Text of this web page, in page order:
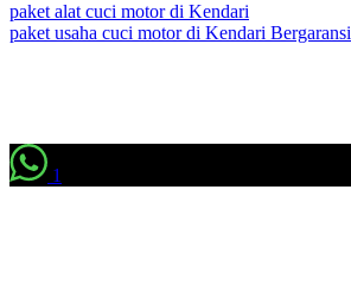
paket alat cuci motor di Kendari
paket usaha cuci motor di Kendari Bergaransi
1